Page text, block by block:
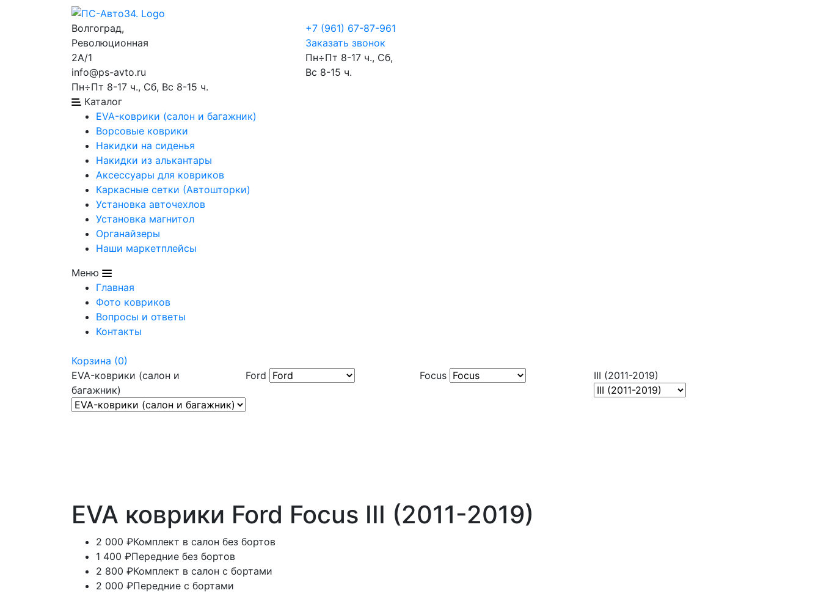
Волгоград,
Революционная
2А/1
info@ps-avto.ru
+7 (961) 67-87-961
Заказать звонок
Пн÷Пт 8-17 ч., Сб,
Вс 8-15 ч.
Пн÷Пт 8-17 ч., Сб, Вс 8-15 ч.
Каталог
EVA-коврики (салон и багажник)
Ворсовые коврики
Накидки на сиденья
Накидки из алькантары
Аксессуары для ковриков
Каркасные сетки (Автошторки)
Установка авточехлов
Установка магнитол
Органайзеры
Наши маркетплейсы
Меню
Главная
Фото ковриков
Вопросы и ответы
Контакты
Корзина (0)
EVA-коврики (салон и
багажник)
Ford Focus III (2011-2019)
EVA коврики Ford Focus III (2011-2019)
2 000 ₽Комплект в салон без бортов
1 400 ₽Передние без бортов
2 800 ₽Комплект в салон с бортами
2 000 ₽Передние с бортами